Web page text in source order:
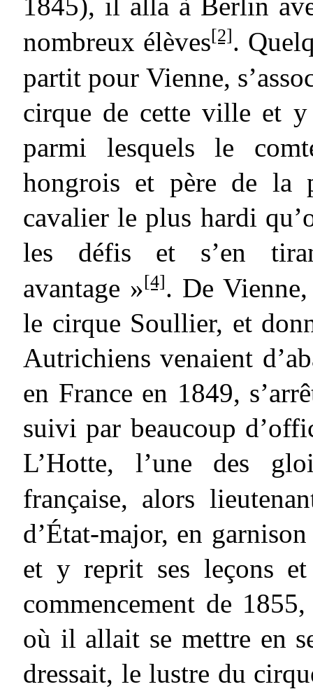
nombreux élèves[2].
partit pour Vienne,
cirque de cette ville et
parmi lesquels le
hongrois et père de la
cavalier le plus hardi
les défis et s’en
avantage »[4]. De
le cirque Soullier, et
Autrichiens venaient
en France en 1849,
suivi par beaucoup
L’Hotte, l’une des
française, alors
d’État-major, en
et y reprit ses leçons et
commencement de
où il allait se mettre en
dressait, le lustre du